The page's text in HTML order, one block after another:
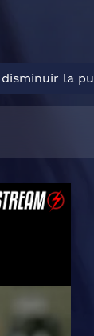
la